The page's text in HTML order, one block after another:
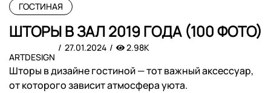
ГОСТИНАЯ
ШТОРЫ В ЗАЛ 2019 ГОДА (100 ФОТО)
ARTDESIGN
27.01.2024 2.98K
Шторы в дизайне гостиной — тот важный аксессуар,
от которого зависит атмосфера уюта.